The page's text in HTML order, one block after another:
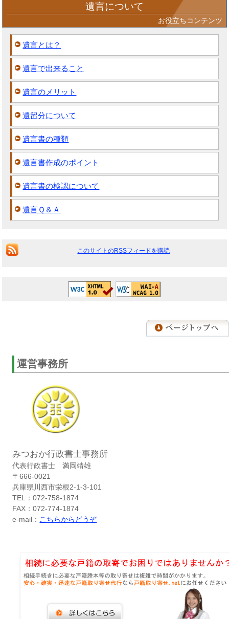
遺言について
お役立ちコンテンツ
遺言とは？
遺言で出来ること
遺言のメリット
遺留分について
遺言書の種類
遺言書作成のポイント
遺言書の検認について
遺言Ｑ＆Ａ
このサイトのRSSフィードを購読
運営事務所
みつおか行政書士事務所
代表行政書士 満岡靖雄
〒666-0021
兵庫県川西市栄根2-1-3-101
TEL：072-758-1874
FAX：072-774-1874
e-mail： こちらからどうぞ